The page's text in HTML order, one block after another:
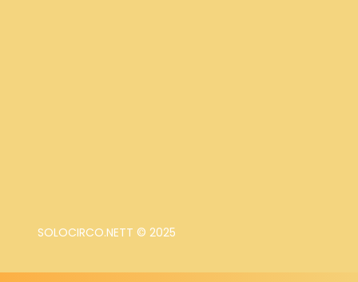
SOLOCIRCO.NETT © 2025